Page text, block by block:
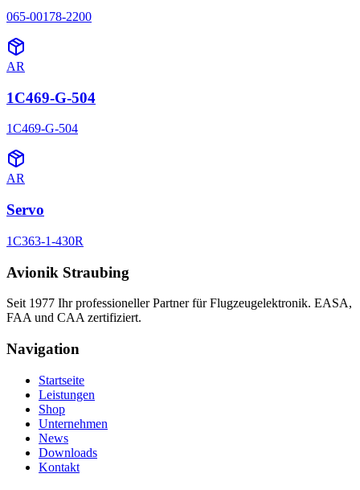
065-00178-2200
AR
1C469-G-504
1C469-G-504
AR
Servo
1C363-1-430R
Avionik Straubing
Seit 1977 Ihr professioneller Partner für Flugzeugelektronik. EASA,
FAA und CAA zertifiziert.
Navigation
Startseite
Leistungen
Shop
Unternehmen
News
Downloads
Kontakt